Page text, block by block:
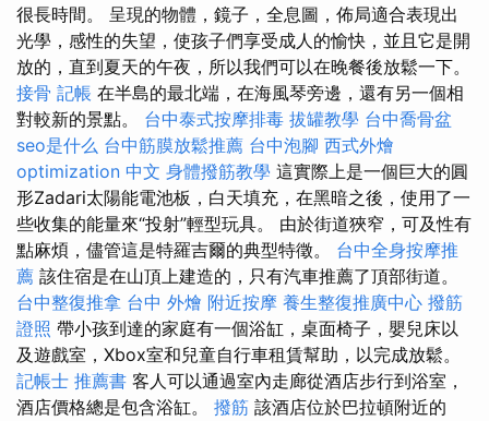
很長時間。 呈現的物體，鏡子，全息圖，佈局適合表現出
光學，感性的失望，使孩子們享受成人的愉快，並且它是開
放的，直到夏天的午夜，所以我們可以在晚餐後放鬆一下。
接骨 記帳 在半島的最北端，在海風琴旁邊，還有另一個相
對較新的景點。 台中泰式按摩排毒 拔罐教學 台中喬骨盆
seo是什么 台中筋膜放鬆推薦 台中泡腳 西式外燴
optimization 中文 身體撥筋教學 這實際上是一個巨大的圓
形Zadari太陽能電池板，白天填充，在黑暗之後，使用了一
些收集的能量來“投射”輕型玩具。 由於街道狹窄，可及性有
點麻煩，儘管這是特羅吉爾的典型特徵。 台中全身按摩推
薦 該住宿是在山頂上建造的，只有汽車推薦了頂部街道。
台中整復推拿 台中 外燴 附近按摩 養生整復推廣中心 撥筋
證照 帶小孩到達的家庭有一個浴缸，桌面椅子，嬰兒床以
及遊戲室，Xbox室和兒童自行車租賃幫助，以完成放鬆。
記帳士 推薦書 客人可以通過室內走廊從酒店步行到浴室，
酒店價格總是包含浴缸。 撥筋 該酒店位於巴拉頓附近的